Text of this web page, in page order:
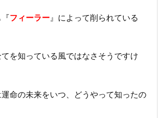
フィーラー 』によって削られている
を知っている風ではなさそうですけ
命の未来をいつ、どうやって知ったの